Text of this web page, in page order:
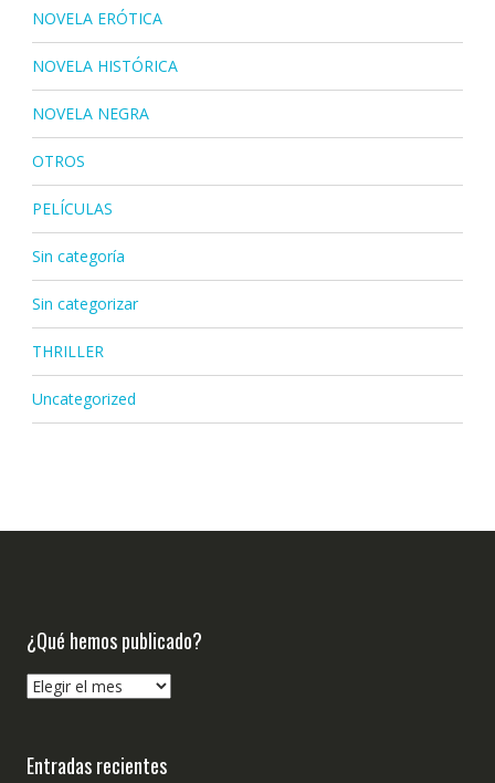
NOVELA ERÓTICA
NOVELA HISTÓRICA
NOVELA NEGRA
OTROS
PELÍCULAS
Sin categoría
Sin categorizar
THRILLER
Uncategorized
¿Qué hemos publicado?
¿Qué
Entradas recientes